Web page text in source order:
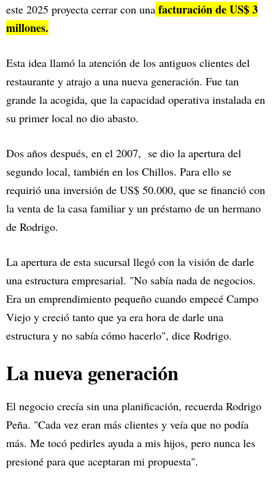
este 2025 proyecta cerrar con una facturación de US$ 3
millones.
Esta idea llamó la atención de los antiguos clientes del
restaurante y atrajo a una nueva generación. Fue tan
grande la acogida, que la capacidad operativa instalada en
su primer local no dio abasto.
Dos años después, en el 2007, se dio la apertura del
segundo local, también en los Chillos. Para ello se
requirió una inversión de US$ 50.000, que se financió con
la venta de la casa familiar y un préstamo de un hermano
de Rodrigo.
La apertura de esta sucursal llegó con la visión de darle
una estructura empresarial. "No sabía nada de negocios.
Era un emprendimiento pequeño cuando empecé Campo
Viejo y creció tanto que ya era hora de darle una
estructura y no sabía cómo hacerlo", dice Rodrigo.
La nueva generación
El negocio crecía sin una planificación, recuerda Rodrigo
Peña. "Cada vez eran más clientes y veía que no podía
más. Me tocó pedirles ayuda a mis hijos, pero nunca les
presioné para que aceptaran mi propuesta".